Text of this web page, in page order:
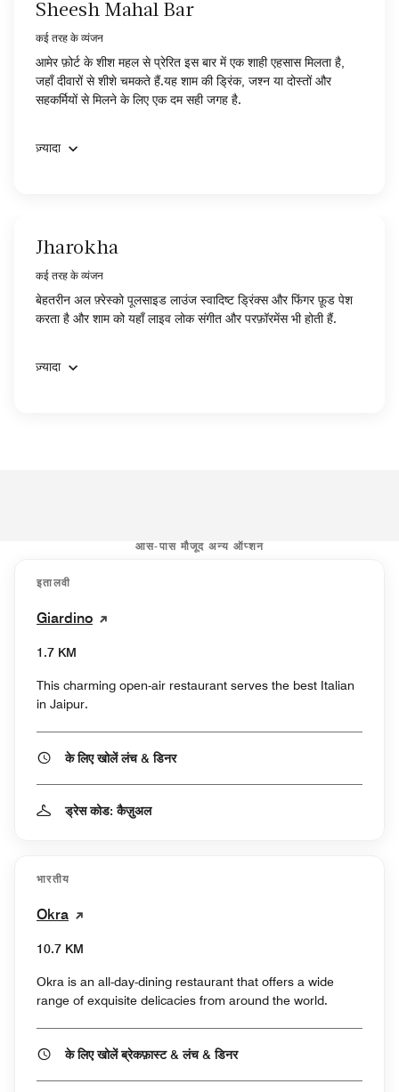
Sheesh Mahal Bar
कई तरह के व्यंजन
आमेर फ़ोर्ट के शीश महल से प्रेरित इस बार में एक शाही एहसास मिलता है,
जहाँ दीवारों से शीशे चमकते हैं.यह शाम की ड्रिंक, जश्न या दोस्तों और
सहकर्मियों से मिलने के लिए एक दम सही जगह है.
ज़्यादा
Jharokha
कई तरह के व्यंजन
बेहतरीन अल फ़्रेस्को पूलसाइड लाउंज स्वादिष्ट ड्रिंक्स और फिंगर फ़ूड पेश
करता है और शाम को यहाँ लाइव लोक संगीत और परफ़ॉरमेंस भी होती हैं.
ज़्यादा
आस-पास मौजूद अन्य ऑप्शन
इतालवी
Giardino
1.7 KM
This charming open-air restaurant serves the best Italian
in Jaipur.
के लिए खोलें लंच & डिनर
ड्रेस कोड: कैज़ुअल
भारतीय
Okra
10.7 KM
Okra is an all-day-dining restaurant that offers a wide
range of exquisite delicacies from around the world.
के लिए खोलें ब्रेकफ़ास्ट & लंच & डिनर